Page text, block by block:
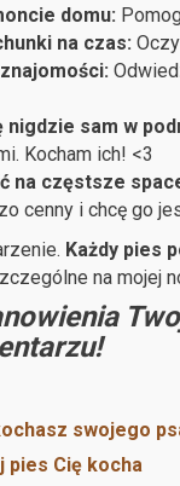
domu:
na czas:
nigdzie sam w
Kocham ich! <3
na częstsze
cenny i chcę go
Każdy pies
na mojej
swojego
pies Cię kocha